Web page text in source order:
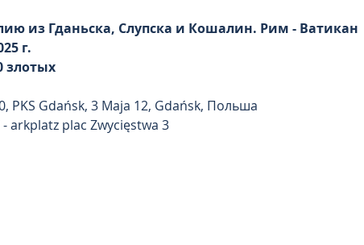
из Гданьска, Слупска и Кошалин. Рим - Ватикан
г.
злотых
PKS Gdańsk, 3 Maja 12, Gdańsk, Польша
arkplatz plac Zwycięstwa 3